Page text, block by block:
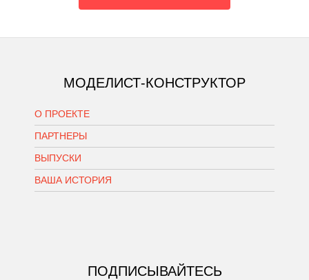
МОДЕЛИСТ-КОНСТРУКТОР
О ПРОЕКТЕ
ПАРТНЕРЫ
ВЫПУСКИ
ВАША ИСТОРИЯ
ПОДПИСЫВАЙТЕСЬ